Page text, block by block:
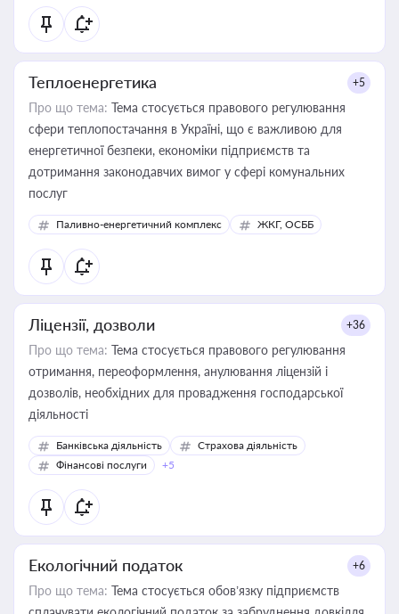
Теплоенергетика +5
Про що тема: Тема стосується правового регулювання
сфери теплопостачання в Україні, що є важливою для
енергетичної безпеки, економіки підприємств та
дотримання законодавчих вимог у сфері комунальних
послуг
Паливно-енергетичний комплекс ЖКГ, ОСББ
Ліцензії, дозволи +36
Про що тема: Тема стосується правового регулювання
отримання, переоформлення, анулювання ліцензій і
дозволів, необхідних для провадження господарської
діяльності
Банківська діяльність
Страхова діяльність
Фінансові послуги
+5
Екологічний податок +6
Про що тема: Тема стосується обов’язку підприємств